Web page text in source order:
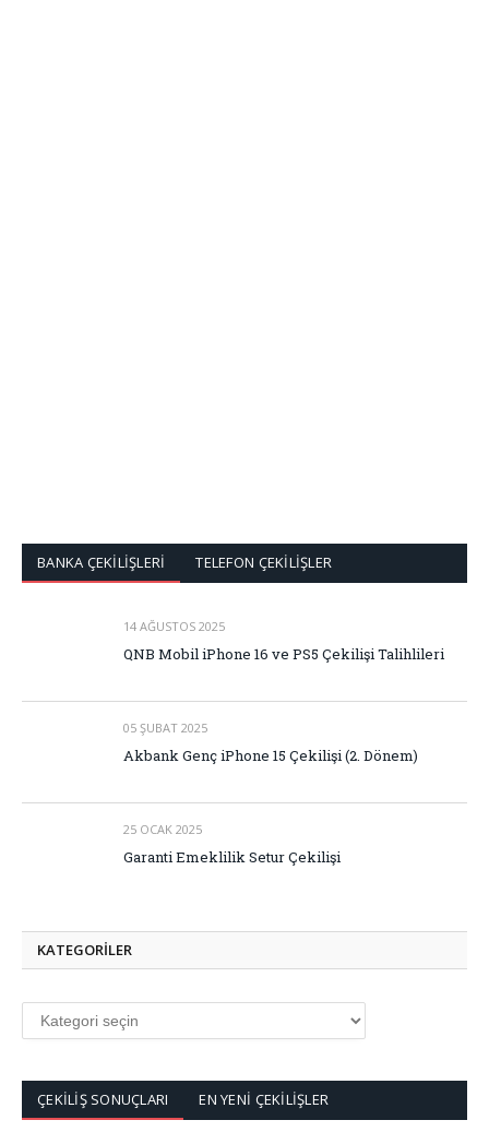
BANKA ÇEKİLİŞLERİ TELEFON ÇEKİLİŞLER
14 AĞUSTOS 2025
QNB Mobil iPhone 16 ve PS5 Çekilişi Talihlileri
05 ŞUBAT 2025
Akbank Genç iPhone 15 Çekilişi (2. Dönem)
25 OCAK 2025
Garanti Emeklilik Setur Çekilişi
KATEGORİLER
KATEGORİLER
ÇEKİLİŞ SONUÇLARI EN YENİ ÇEKİLİŞLER